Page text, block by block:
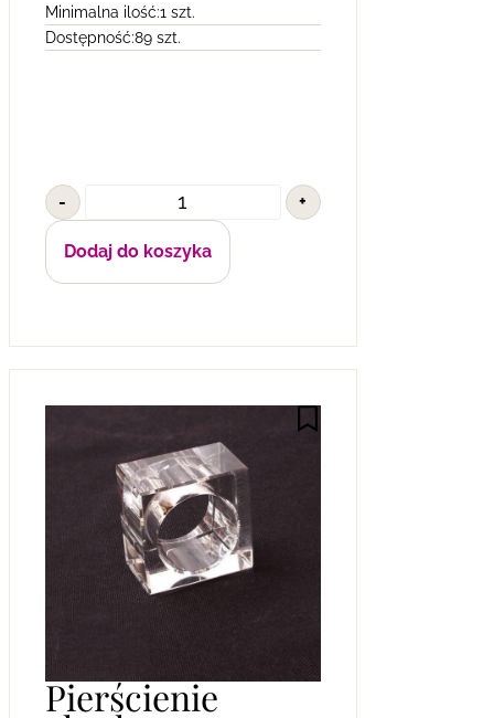
Minimalna ilość:1 szt.
Dostępność:89 szt.
- +
Dodaj do koszyka
Pierścienie